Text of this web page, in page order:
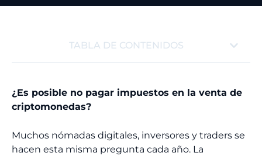
TABLA DE CONTENIDOS
¿Es posible no pagar impuestos en la venta de
criptomonedas?
Muchos nómadas digitales, inversores y traders se
hacen esta misma pregunta cada año. La